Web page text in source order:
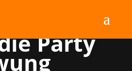
Games
Party